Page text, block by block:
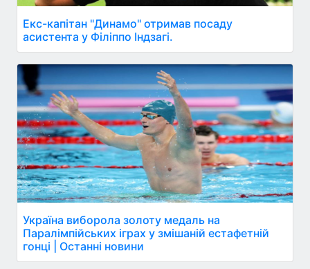
Екс-капітан "Динамо" отримав посаду
асистента у Філіппо Індзагі.
Україна виборола золоту медаль на
Паралімпійських іграх у змішаній естафетній
гонці | Останні новини